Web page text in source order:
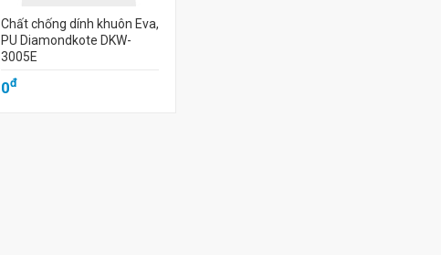
Chất chống dính khuôn Eva,
PU Diamondkote DKW-
3005E
0đ